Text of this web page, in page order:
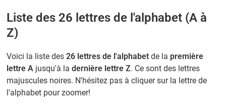
Liste des 26 lettres de l'alphabet (A à
Z)
Voici la liste des26 lettres de l'alphabet de la première
lettre A jusqu'à ladernière lettre Z. Ce sont des lettres
majuscules noires. N'hésitez pas à cliquer sur la lettre de
l'alphabet pour zoomer!